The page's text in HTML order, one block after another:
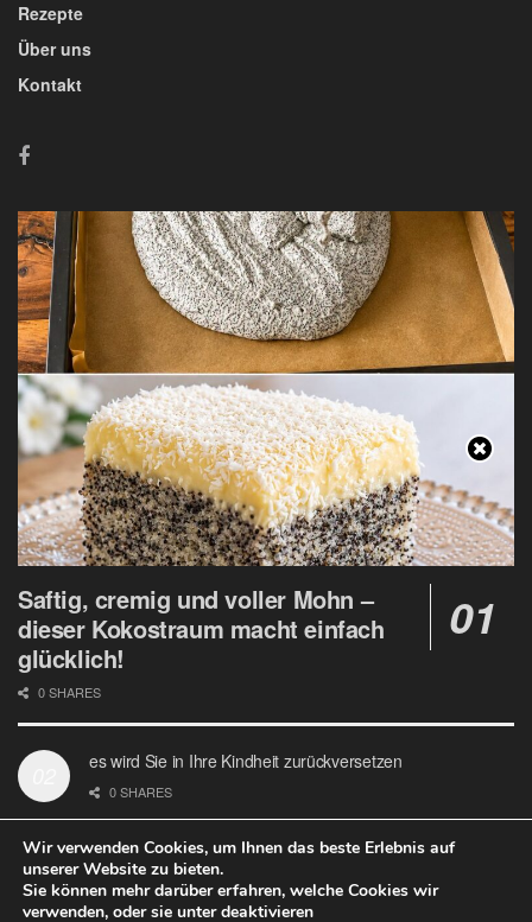
Rezepte
Über uns
Kontakt
Saftig, cremig und voller Mohn –
dieser Kokostraum macht einfach
glücklich!
0 SHARES
es wird Sie in Ihre Kindheit zurückversetzen
0 SHARES
Wir verwenden Cookies, um Ihnen das beste Erlebnis auf
unserer Website zu bieten.
Sie können mehr darüber erfahren, welche Cookies wir
verwenden, oder sie unter deaktivieren